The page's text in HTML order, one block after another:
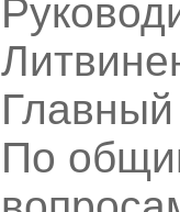
По